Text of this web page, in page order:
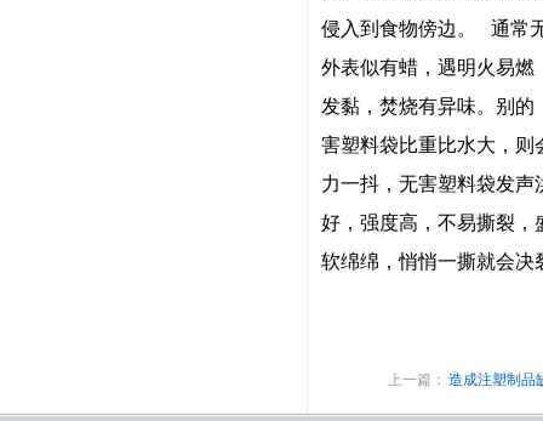
侵入到食物傍边。
通常
外表似有蜡，遇明火易燃
发黏，焚烧有异味。别
害塑料袋比重比水大，则
力一抖，无害塑料袋发
好，强度高，不易撕裂，
软绵绵，悄悄一撕就会决
上一篇： 造成注塑制品